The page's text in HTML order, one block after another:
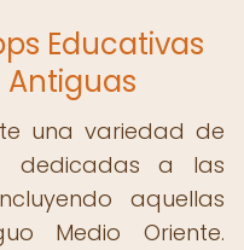
Educativas
Antiguas
una variedad de
dedicadas a las
aquellas
Medio Oriente.